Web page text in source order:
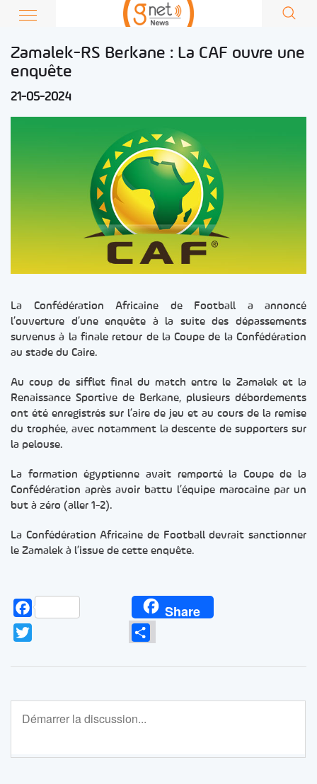
Zamalek-RS Berkane : La CAF ouvre une
enquête
21-05-2024
La Confédération Africaine de Football a annoncé
l’ouverture d’une enquête à la suite des dépassements
survenus à la finale retour de la Coupe de la Confédération
au stade du Caire.
Au coup de sifflet final du match entre le Zamalek et la
Renaissance Sportive de Berkane, plusieurs débordements
ont été enregistrés sur l’aire de jeu et au cours de la remise
du trophée, avec notamment la descente de supporters sur
la pelouse.
La formation égyptienne avait remporté la Coupe de la
Confédération après avoir battu l’équipe marocaine par un
but à zéro (aller 1-2).
La Confédération Africaine de Football devrait sanctionner
le Zamalek à l’issue de cette enquête.
Facebook Share
Partager